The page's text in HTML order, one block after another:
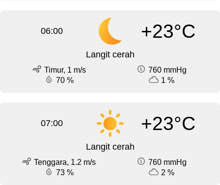
06:00 +23°C
Langit cerah
Timur, 1 m/s
760 mmHg
70 %
1 %
07:00 +23°C
Langit cerah
Tenggara, 1.2 m/s
760 mmHg
73 %
2 %